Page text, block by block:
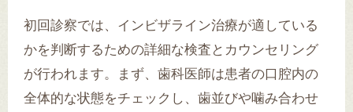
初回診察では、インビザライン治療が適している
かを判断するための詳細な検査とカウンセリング
が行われます。まず、歯科医師は患者の口腔内の
全体的な状態をチェックし、歯並びや噛み合わせ